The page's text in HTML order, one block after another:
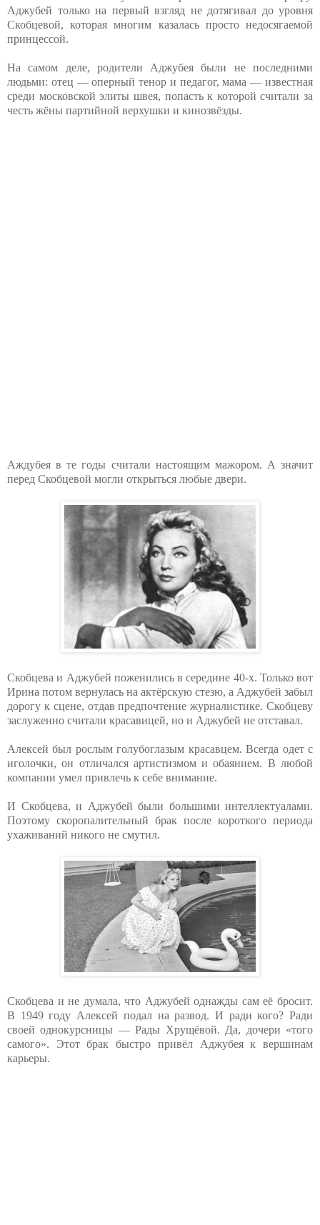
Аджубей только на первый взгляд не дотягивал до уровня
Скобцевой, которая многим казалась просто недосягаемой
принцессой.
На самом деле, родители Аджубея были не последними
людьми: отец — оперный тенор и педагог, мама — известная
среди московской элиты швея, попасть к которой считали за
честь жёны партийной верхушки и кинозвёзды.
Аждубея в те годы считали настоящим мажором. А значит
перед Скобцевой могли открыться любые двери.
Скобцева и Аджубей поженились в середине 40-х. Только вот
Ирина потом вернулась на актёрскую стезю, а Аджубей забыл
дорогу к сцене, отдав предпочтение журналистике. Скобцеву
заслуженно считали красавицей, но и Аджубей не отставал.
Алексей был рослым голубоглазым красавцем. Всегда одет с
иголочки, он отличался артистизмом и обаянием. В любой
компании умел привлечь к себе внимание.
И Скобцева, и Аджубей были большими интеллектуалами.
Поэтому скоропалительный брак после короткого периода
ухаживаний никого не смутил.
Скобцева и не думала, что Аджубей однажды сам её бросит.
В 1949 году Алексей подал на развод. И ради кого? Ради
своей однокурсницы — Рады Хрущёвой. Да, дочери «того
самого». Этот брак быстро привёл Аджубея к вершинам
карьеры.